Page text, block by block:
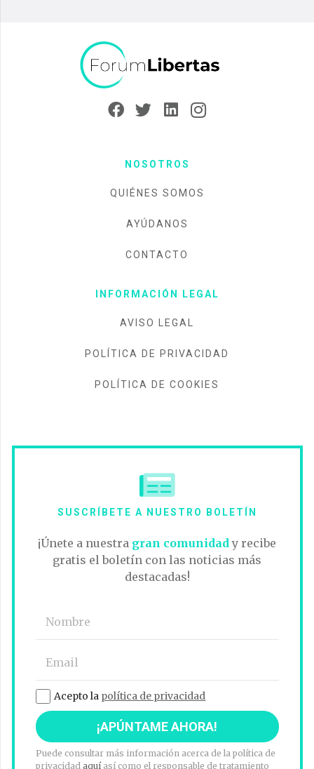
NOSOTROS
QUIÉNES SOMOS
AYÚDANOS
CONTACTO
INFORMACIÓN LEGAL
AVISO LEGAL
POLÍTICA DE PRIVACIDAD
POLÍTICA DE COOKIES
SUSCRÍBETE A NUESTRO BOLETÍN
¡Únete a nuestra gran comunidady recibe
gratis el boletín con las noticias más
destacadas!
Acepto la política de privacidad
Puede consultar más información acerca de la política de
privacidad aquíasí como el responsable de tratamiento